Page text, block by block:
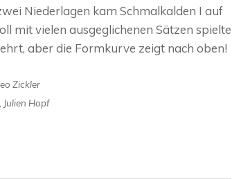
Niederlagen kam Schmalkalden I auf
mit vielen ausgeglichenen Sätzen spielte
aber die Formkurve zeigt nach oben!
Zickler
Julien Hopf